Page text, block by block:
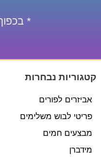
*
קטגוריות נבחרות
אביזרים לפורים
פריטי לבוש משלימים
מבצעים חמים
מידברן